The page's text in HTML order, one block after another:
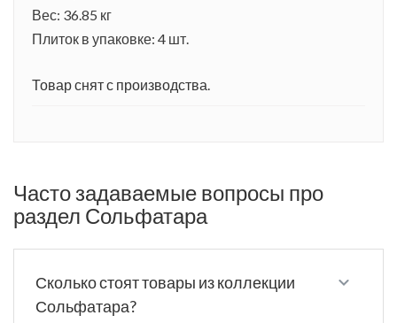
Вес: 36.85 кг
Плиток в упаковке: 4 шт.
Товар снят с производства.
Часто задаваемые вопросы про
раздел Сольфатара
Сколько стоят товары из коллекции
Сольфатара?